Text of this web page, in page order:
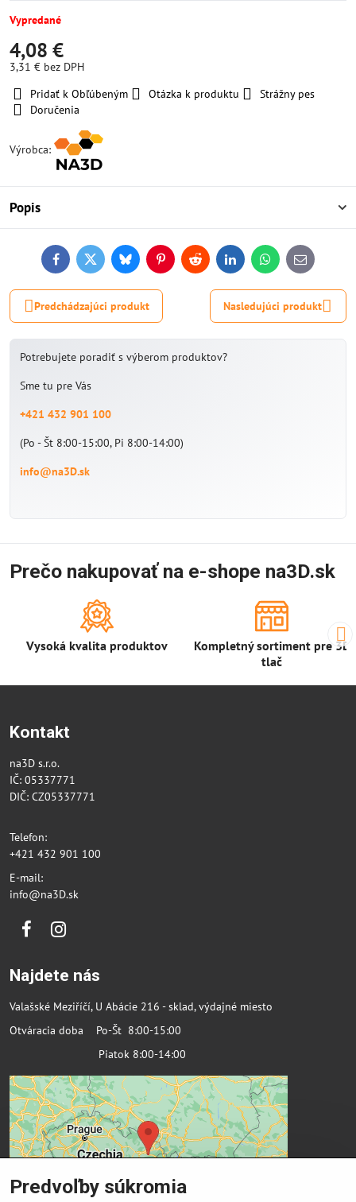
Vypredané
4,08 €
3,31 € bez DPH
Pridať k Obľúbeným
Otázka k produktu
Strážny pes
Doručenia
Výrobca:
Popis
FacebookTwitterBlueskyPinterestReddit LinkedInWhatsApp
E-
mail
Predchádzajúci produkt Nasledujúci produkt
Potrebujete poradiť s výberom produktov?
Sme tu pre Vás
+421 432 901 100
(Po - Št 8:00-15:00, Pi 8:00-14:00)
info@na3D.sk
Prečo nakupovať na e-shope na3D.sk
Vysoká kvalita produktov
Kompletný sortiment pre 3D
tlač
Kontakt
na3D s.r.o.
IČ: 05337771
DIČ: CZ05337771
Telefon:
+421 432 901 100
E-mail:
info@na3D.sk
FacebookInstagram
Najdete nás
Valašské Meziříčí, U Abácie 216 - sklad, výdajné miesto
Otváracia doba Po-Št 8:00-15:00
Piatok 8:00-14:00
Predvoľby súkromia